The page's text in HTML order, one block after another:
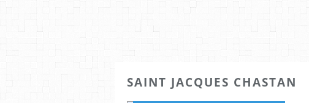
SAINT JACQUES CHASTAN